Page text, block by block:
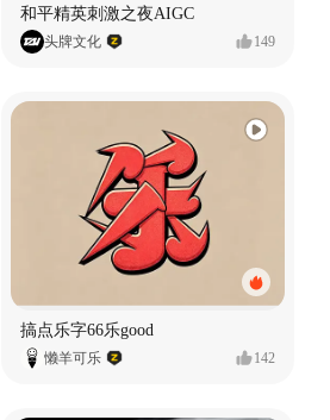
和平精英刺激之夜AIGC
头牌文化 149
搞点乐字66乐good
懒羊可乐 142